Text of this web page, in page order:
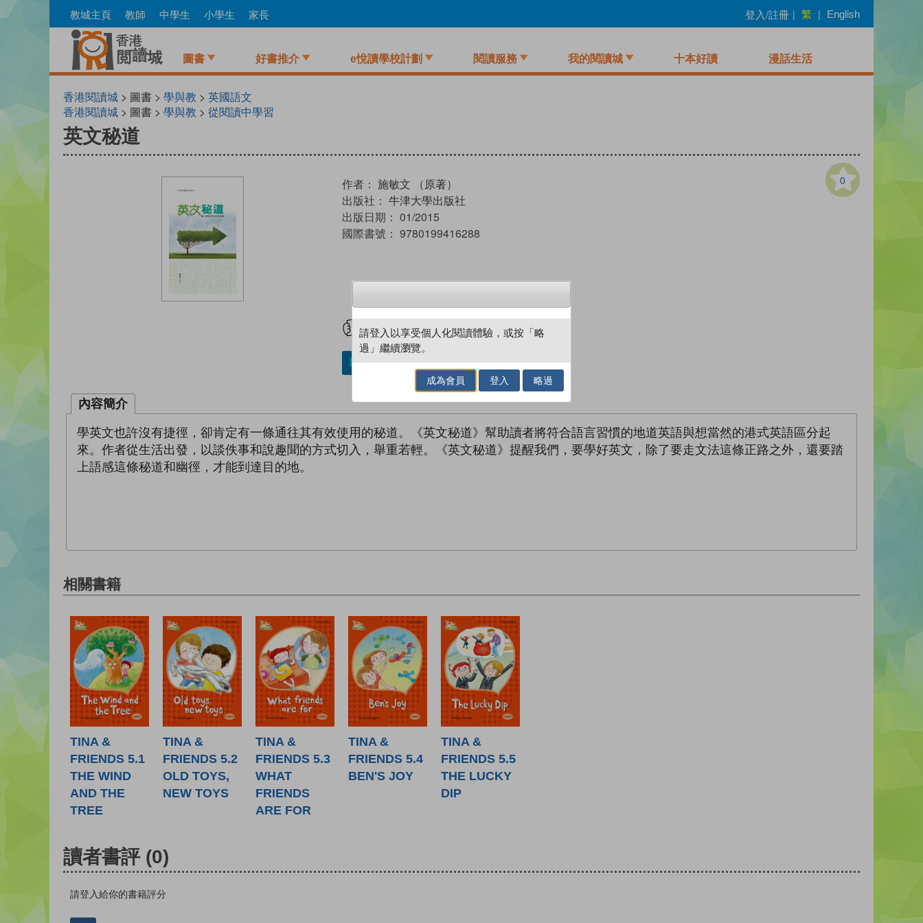
to
教城主頁 教師 中學生 小學生 家長 登入/註冊 | 繁 | English
圖書 好書推介 e悅讀學校計劃 閱讀服務 我的閱讀城 十本好讀 漫話生活
香港閱讀城 > 圖書 > 學與教 > 英國語文
香港閱讀城 > 圖書 > 學與教 > 從閱讀中學習
英文秘道
0
作者： 施敏文 （原著）
出版社： 牛津大學出版社
出版日期： 01/2015
國際書號： 9780199416288
試閲 加入閱讀紀錄
加入／閱讀電子書
內容簡介
學英文也許沒有捷徑，卻肯定有一條通往其有效使用的秘道。《英文秘道》幫助讀者將符合語言習慣的地道英語與想當然的港式英語區分起
來。作者從生活出發，以談佚事和說趣聞的方式切入，舉重若輕。《英文秘道》提醒我們，要學好英文，除了要走文法這條正路之外，還要踏
上語感這條秘道和幽徑，才能到達目的地。
相關書籍
TINA &
FRIENDS 5.1
THE WIND
AND THE
TREE
TINA &
FRIENDS 5.2
OLD TOYS,
NEW TOYS
TINA &
FRIENDS 5.3
WHAT
FRIENDS
ARE FOR
TINA &
FRIENDS 5.4
BEN'S JOY
TINA &
FRIENDS 5.5
THE LUCKY
DIP
讀者書評 (0)
請登入給你的書籍評分
請登入以享受個人化閱讀體驗，或按「略
過」繼續瀏覽。
成為會員 登入 略過